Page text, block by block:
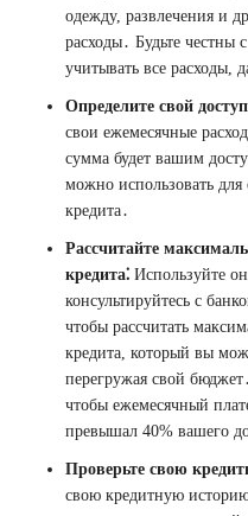
одежду, развлечения и
расходы․ Будьте честны
учитывать все расходы,
Определите свой
свои ежемесячные
сумма будет вашим
можно использовать
кредита․
Рассчитайте
кредита⁚ Используйте
консультируйтесь с
чтобы рассчитать
кредита, который вы
перегружая свой
чтобы ежемесячный
превышал 40% вашего
Проверьте свою
свою кредитную